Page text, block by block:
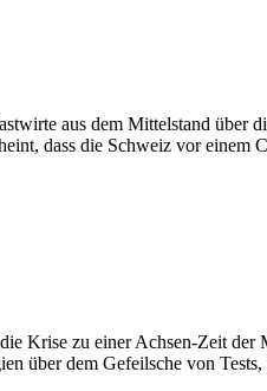
aus dem Mittelstand über
dass die Schweiz vor
Krise zu einer Achsen-Zeit der
über dem Gefeilsche von